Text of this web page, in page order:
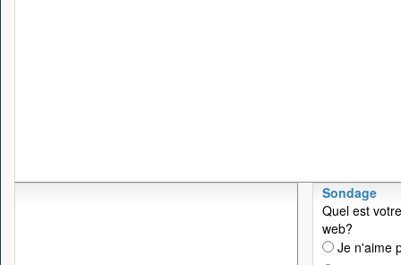
Sondage
Quel est
web?
Je n'aime